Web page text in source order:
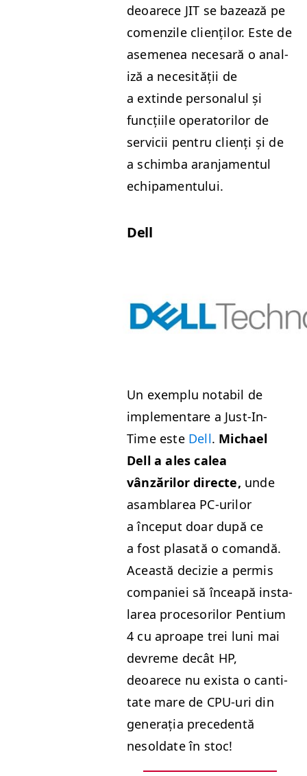
deoarece JIT se bazează pe
comen­zile clienților. Este de
aseme­nea nece­sară o anal­
iză a nece­sității de
a extinde per­son­alul și
funcți­ile oper­a­to­rilor de
ser­vicii pen­tru clienți și de
a schim­ba aran­ja­men­tul
echipamentului.
Dell
Un exem­plu nota­bil de
imple­mentare a Just-In-
Time este Dell. Michael
Dell a ales calea
vânzărilor directe, unde
asam­blarea PC-urilor
a început doar după ce
a fost plasată o comandă.
Această decizie a per­mis
com­paniei să înceapă insta­
larea pro­ce­so­rilor Pen­tium
4 cu aproape trei luni mai
devreme decât HP,
deoarece nu exista o can­ti­
tate mare de CPU-uri din
gen­er­ația prece­den­tă
nesol­date în stoc!